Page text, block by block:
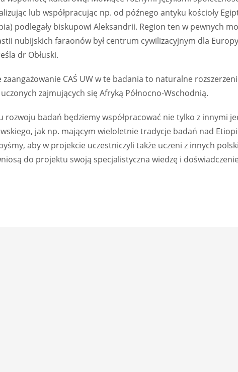
lub współpracując np. od późnego antyku kościoły
podlegały biskupowi Aleksandrii. Region ten w pewnych
nubijskich faraonów był centrum cywilizacyjnym dla
dr Obłuski.
zaangażowanie CAŚ UW w te badania to naturalne
zajmujących się Afryką Północno-Wschodnią.
rozwoju badań będziemy współpracować nie tylko z innymi
jak np. mającym wieloletnie tradycje badań nad
aby w projekcie uczestniczyli także uczeni z innych
do projektu swoją specjalistyczna wiedzę i